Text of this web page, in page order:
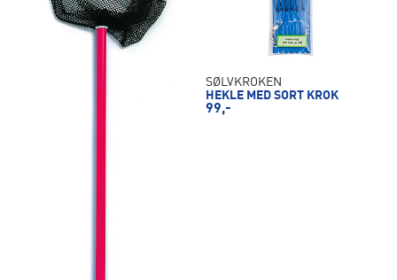
SØLVKROKEN
HEKLE MED SORT KROK
99,-